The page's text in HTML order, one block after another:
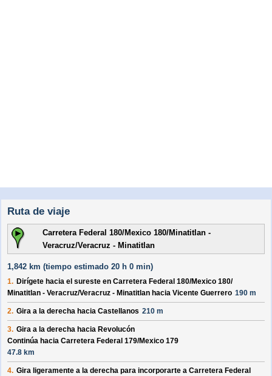
Ruta de viaje
Carretera Federal 180/Mexico 180/Minatitlan -
Veracruz/Veracruz - Minatitlan
1,842 km (tiempo estimado 20 h 0 min)
1. Dirígete hacia el sureste en Carretera Federal 180/Mexico 180/
Minatitlan - Veracruz/Veracruz - Minatitlan hacia Vicente Guerrero 190 m
2. Gira a la derecha hacia Castellanos 210 m
3. Gira a la derecha hacia Revolucón
Continúa hacia Carretera Federal 179/Mexico 179
47.8 km
4. Gira ligeramente a la derecha para incorporarte a Carretera Federal